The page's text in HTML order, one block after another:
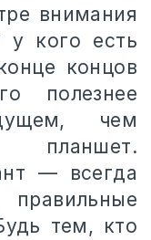
внимания
у кого есть
концов
полезнее
чем
— всегда
тем, кто